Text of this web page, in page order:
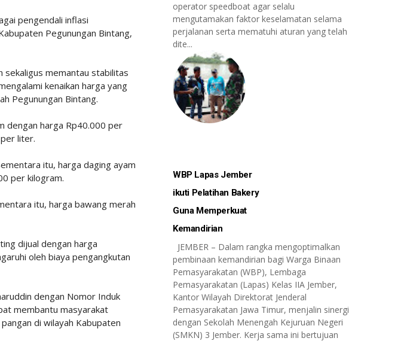
pengendali inflasi
Pegunungan Bintang,
sekaligus memantau stabilitas
kenaikan harga yang
Pegunungan Bintang.
dengan harga Rp40.000 per
liter.
itu, harga daging ayam
per kilogram.
itu, harga bawang merah
dijual dengan harga
oleh biaya pengangkutan
dengan Nomor Induk
membantu masyarakat
di wilayah Kabupaten
operator speedboat agar selalu
mengutamakan faktor keselamatan selama
perjalanan serta mematuhi aturan yang telah
dite...
WBP Lapas Jember
ikuti Pelatihan Bakery
Guna Memperkuat
Kemandirian
JEMBER – Dalam rangka mengoptimalkan
pembinaan kemandirian bagi Warga Binaan
Pemasyarakatan (WBP), Lembaga
Pemasyarakatan (Lapas) Kelas IIA Jember,
Kantor Wilayah Direktorat Jenderal
Pemasyarakatan Jawa Timur, menjalin sinergi
dengan Sekolah Menengah Kejuruan Negeri
(SMKN) 3 Jember. Kerja sama ini bertujuan